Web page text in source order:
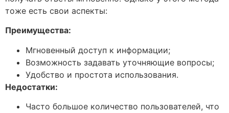
тоже есть свои аспекты:
Преимущества:
Мгновенный доступ к информации;
Возможность задавать уточняющие вопросы;
Удобство и простота использования.
Недостатки:
Часто большое количество пользователей, что